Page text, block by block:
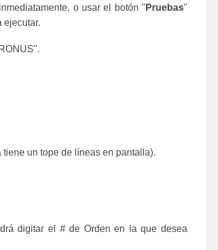
o usar el botón " Pruebas"
ejecutar.
un tope de líneas en pantalla).
digitar el # de Orden en la que desea